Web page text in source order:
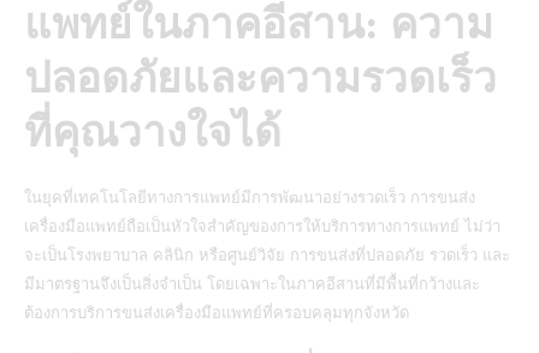
แพทย์ในภาคอีสาน: ความ
ปลอดภัยและความรวดเร็ว
ที่คุณวางใจได้
ในยุคที่เทคโนโลยีทางการแพทย์มีการพัฒนาอย่างรวดเร็ว การขนส่ง
เครื่องมือแพทย์ถือเป็นหัวใจสำคัญของการให้บริการทางการแพทย์ ไม่ว่า
จะเป็นโรงพยาบาล คลินิก หรือศูนย์วิจัย การขนส่งที่ปลอดภัย รวดเร็ว และ
มีมาตรฐานจึงเป็นสิ่งจำเป็น โดยเฉพาะในภาคอีสานที่มีพื้นที่กว้างและ
ต้องการบริการขนส่งเครื่องมือแพทย์ที่ครอบคลุมทุกจังหวัด